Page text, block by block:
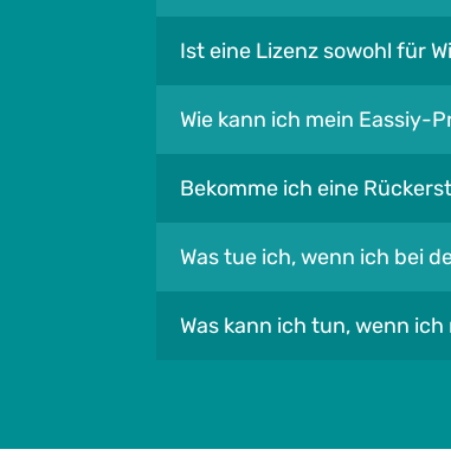
Ist eine Lizenz sowohl für
Wie kann ich mein Eassiy-
Bekomme ich eine
Was tue ich, wenn ich bei
Was kann ich tun, wenn